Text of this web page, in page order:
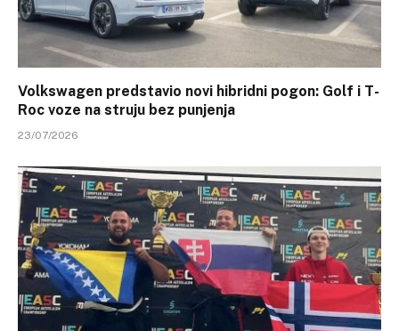
Volkswagen predstavio novi hibridni pogon: Golf i T-
Roc voze na struju bez punjenja
23/07/2026